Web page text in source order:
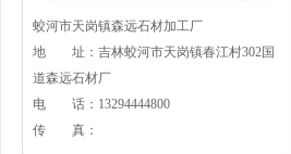
蛟河市天岗镇森远石材加工厂
地 址：吉林蛟河市天岗镇春江村302国
道森远石材厂
电 话：13294444800
传 真：